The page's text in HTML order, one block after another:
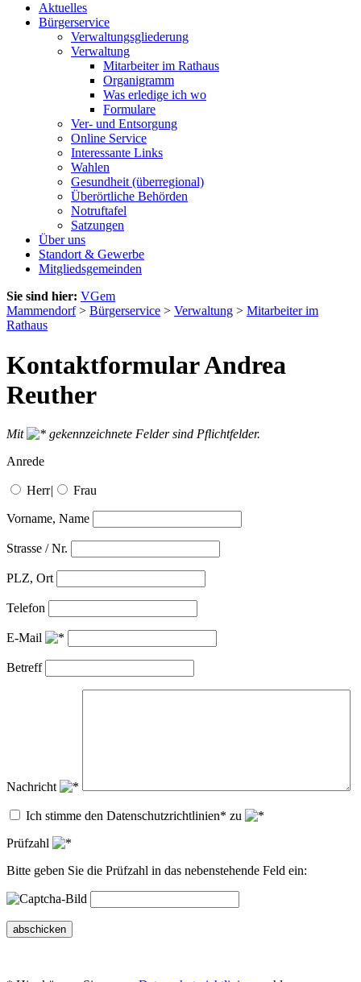
Aktuelles
Bürgerservice
Verwaltungsgliederung
Verwaltung
Mitarbeiter im Rathaus
Organigramm
Was erledige ich wo
Formulare
Ver- und Entsorgung
Online Service
Interessante Links
Wahlen
Gesundheit (überregional)
Überörtliche Behörden
Notruftafel
Satzungen
Über uns
Standort & Gewerbe
Mitgliedsgemeinden
Sie sind hier: VGem
Mammendorf> Bürgerservice > Verwaltung > Mitarbeiter im
Rathaus
Kontaktformular Andrea
Reuther
Mit
gekennzeichnete Felder sind Pflichtfelder.
Anrede
Herr| Frau
Vorname, Name
Strasse / Nr.
PLZ, Ort
Telefon
E-Mail
Betreff
Nachricht
Ich stimme den Datenschutzrichtlinien* zu
Prüfzahl
Bitte geben Sie die Prüfzahl in das nebenstehende Feld ein:
abschicken